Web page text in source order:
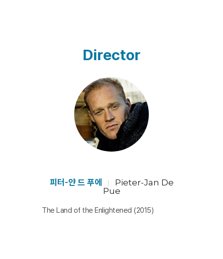
공존하고 있다. 갱단 소년들의 이야기는 허구의 양식으로,
한 소녀를 사랑하지만 떠나야만 하는 멜로드라마 코드와
영웅 신화의 모험담을 가미하여 다층적인 비유를 담아내
고 있다. 그리고 또 한 축으로는 아프간 주둔 미군의 실제
푸티지를 사용한다. 아프가니스탄 사막 산꼭대기에서 수
시로 의미 없는 사격하는 미군들에게 음식과 생필품을 가
져다 주며 살아가는 소년들의 모습들을 배치하고 있다. 재
연과 기록 두 축 모두 정보적인 차원이나 서사적인 맥락 보
이 모든 감각과 맥락을 아우르는 지점에서 아프가니스탄
의 사막 풍경이 존재한다. 뛰어난 색감을 가지고 마치 살아
숨쉬는 듯한 사막은 하이스피드와 타임랩스로 동적이며
Director
피터-얀 드 푸에
Pieter-Jan De
Pue
The Land of the Enlightened (2015)